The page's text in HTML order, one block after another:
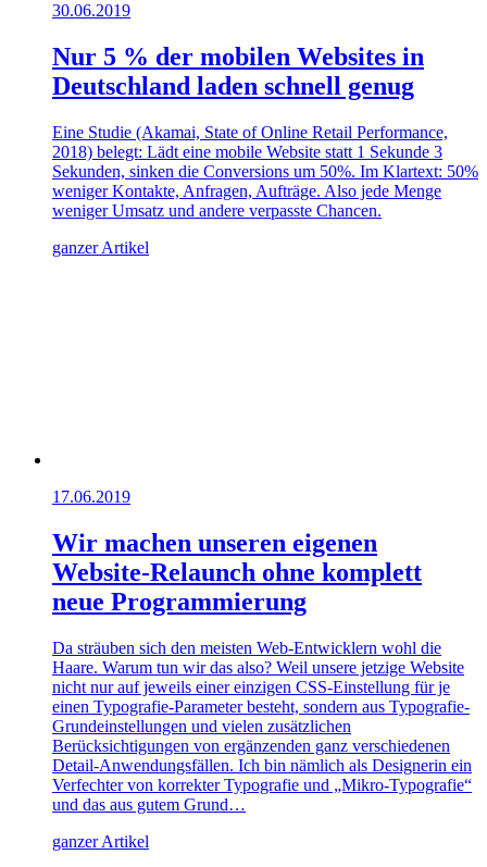
30.06.2019
Nur 5 % der mobilen Websites in
Deutschland laden schnell genug
Eine Studie (Akamai, State of Online Retail Performance,
2018) belegt: Lädt eine mobile Website statt 1 Sekunde 3
Sekunden, sinken die Conversions um 50%. Im Klartext: 50%
weniger Kontakte, Anfragen, Aufträge. Also jede Menge
weniger Umsatz und andere verpasste Chancen.
ganzer Artikel
17.06.2019
Wir machen unseren eigenen
Website-Relaunch ohne komplett
neue Programmierung
Da sträuben sich den meisten Web-Entwicklern wohl die
Haare. Warum tun wir das also? Weil unsere jetzige Website
nicht nur auf jeweils einer einzigen CSS-Einstellung für je
einen Typografie-Parameter besteht, sondern aus Typografie-
Grundeinstellungen und vielen zusätzlichen
Berücksichtigungen von ergänzenden ganz verschiedenen
Detail-Anwendungsfällen. Ich bin nämlich als Designerin ein
Verfechter von korrekter Typografie und „Mikro-Typografie“
und das aus gutem Grund…
ganzer Artikel